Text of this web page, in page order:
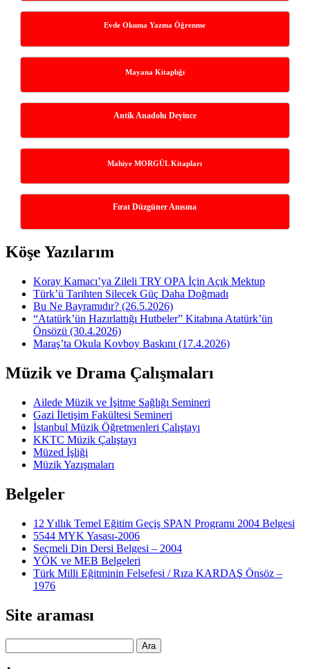
Evde Okuma Yazma Öğrenme
Mayana Kitaplığı
Antik Anadolu Deyince
Mahiye MORGÜL Kitapları
Fırat Düzgüner Anısına
Köşe Yazılarım
Koray Kamacı’ya Zileli TRY OPA İçin Açık Mektup
Türk’ü Tarihten Silecek Güç Daha Doğmadı
Bu Ne Bayramıdır? (26.5.2026)
“Atatürk’ün Hazırlattığı Hutbeler” Kitabına Atatürk’ün
Önsözü (30.4.2026)
Maraş’ta Okula Kovboy Baskını (17.4.2026)
Müzik ve Drama Çalışmaları
Ailede Müzik ve İşitme Sağlığı Semineri
Gazi İletişim Fakültesi Semineri
İstanbul Müzik Öğretmenleri Çalıştayı
KKTC Müzik Çalıştayı
Müzed İşliği
Müzik Yazışmaları
Belgeler
12 Yıllık Temel Eğitim Geçiş SPAN Programı 2004 Belgesi
5544 MYK Yasası-2006
Seçmeli Din Dersi Belgesi – 2004
YÖK ve MEB Belgeleri
Türk Milli Eğitminin Felsefesi / Rıza KARDAŞ Önsöz –
1976
Site araması